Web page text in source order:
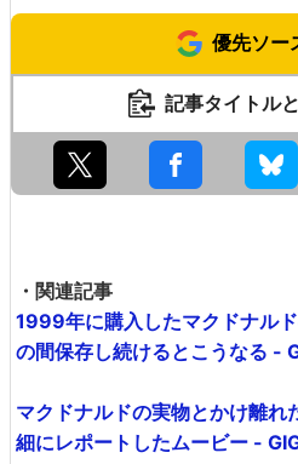
優先ソー
記事タイトル
・関連記事
1999年に購入したマクドナル
の間保存し続けるとこうなる -
マクドナルドの実物とかけ離れ
細にレポートしたムービー -